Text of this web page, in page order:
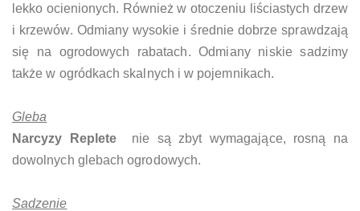
lekko ocienionych. Również w otoczeniu liściastych drzew
i krzewów. Odmiany wysokie i średnie dobrze sprawdzają
się na ogrodowych rabatach. Odmiany niskie sadzimy
także w ogródkach skalnych i w pojemnikach.
Gleba
Narcyzy Replete nie są zbyt wymagające, rosną na
dowolnych glebach ogrodowych.
Sadzenie